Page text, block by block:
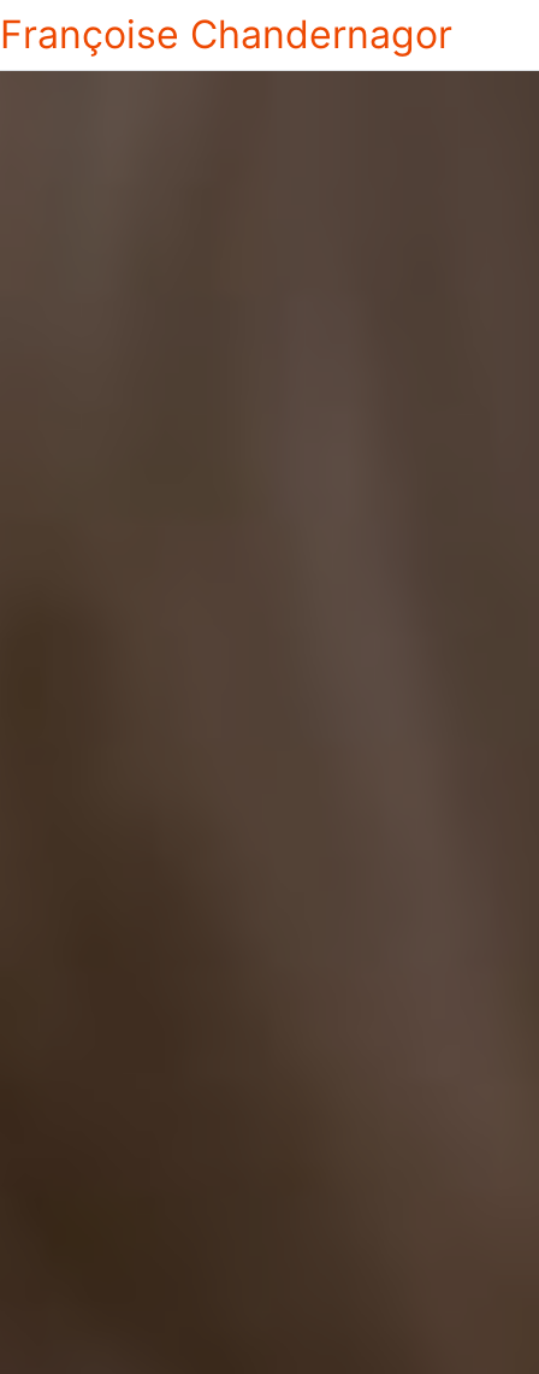
Françoise Chandernagor